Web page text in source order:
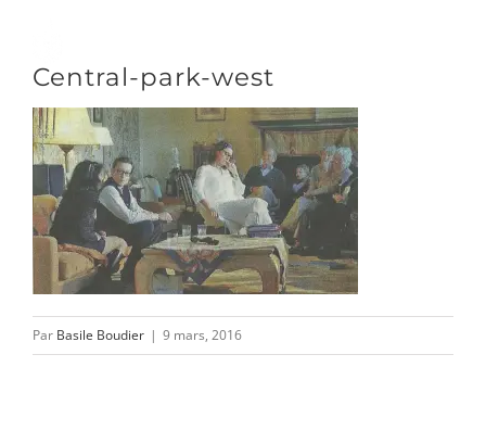
contenu
DÉCOUVRIR
VENIR
NOUS SUIVRE
Central-park-west
Par Basile Boudier | 9 mars, 2016